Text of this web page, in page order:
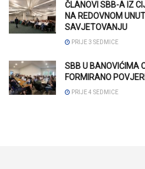
ČLANOVI SBB-A IZ
NA REDOVNOM
SAVJETOVANJU
PRIJE 3 SEDMICE
SBB U BANOVIĆIMA
FORMIRANO
PRIJE 4 SEDMICE